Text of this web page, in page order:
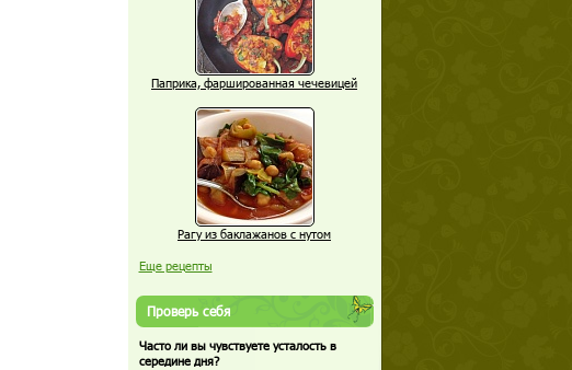
Паприка, фаршированная чечевицей
Рагу из баклажанов с нутом
Еще рецепты
Проверь себя
Часто ли вы чувствуете усталость в
середине дня?